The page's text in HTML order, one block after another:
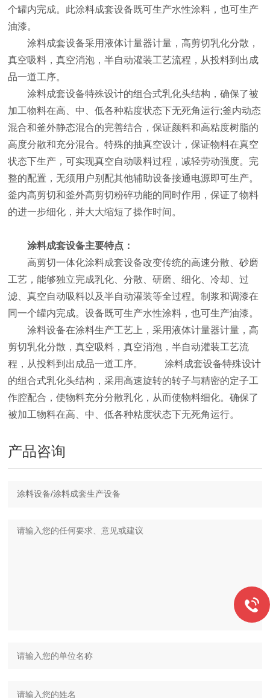
个罐内完成。此涂料成套设备既可生产水性涂料，也可生产
油漆。
涂料成套设备采用液体计量器计量，高剪切乳化分散，
真空吸料，真空消泡，半自动灌装工艺流程，从投料到出成
品一道工序。
涂料成套设备特殊设计的组合式乳化头结构，确保了被
加工物料在高、中、低各种粘度状态下无死角运行;釜内动态
混合和釜外静态混合的完善结合，保证颜料和高粘度树脂的
高度分散和充分混合。特殊的抽真空设计，保证物料在真空
状态下生产，可实现真空自动吸料过程，减轻劳动强度。完
整的配置，无须用户别配其他辅助设备接通电源即可生产。
釜内高剪切和釜外高剪切粉碎功能的同时作用，保证了物料
的进一步细化，并大大缩短了操作时间。
涂料成套设备主要特点：
高剪切一体化涂料成套设备改变传统的高速分散、砂磨
工艺，能够独立完成乳化、分散、研磨、细化、冷却、过
滤、真空自动吸料以及半自动灌装等全过程。制浆和调漆在
同一个罐内完成。设备既可生产水性涂料，也可生产油漆。
涂料设备在涂料生产工艺上，采用液体计量器计量，高
剪切乳化分散，真空吸料，真空消泡，半自动灌装工艺流
程，从投料到出成品一道工序。 涂料成套设备特殊设计
的组合式乳化头结构，采用高速旋转的转子与精密的定子工
作腔配合，使物料充分分散乳化，从而使物料细化。确保了
被加工物料在高、中、低各种粘度状态下无死角运行。
产品咨询